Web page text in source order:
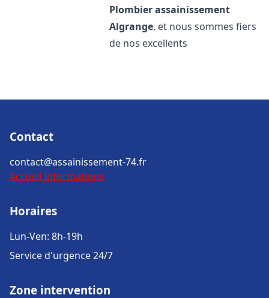
Plombier assainissement
Algrange, et nous sommes fiers
de nos excellents
Contact
contact@assainissement-74.fr
Accueil Informations
Horaires
Lun-Ven: 8h-19h
Service d'urgence 24/7
Zone intervention